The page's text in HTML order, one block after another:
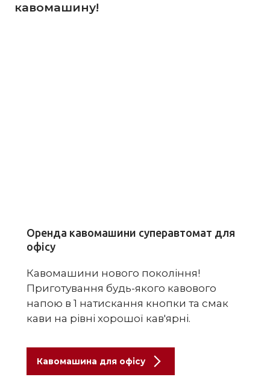
кавомашину!
Оренда кавомашини суперавтомат для
офісу
Кавомашини нового покоління!
Приготування будь-якого кавового
напою в 1 натискання кнопки та смак
кави на рівні хорошої кав'ярні.
Кавомашина для офісу